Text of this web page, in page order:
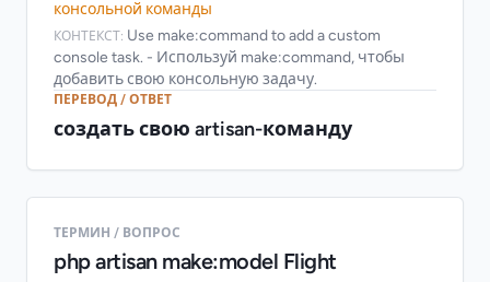
консольной команды
КОНТЕКСТ: Use make:command to add a custom
console task. - Используй make:command, чтобы
добавить свою консольную задачу.
ПЕРЕВОД / ОТВЕТ
создать свою artisan-команду
ТЕРМИН / ВОПРОС
php artisan make:model Flight